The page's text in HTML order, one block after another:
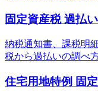
固定資産税 過払
納税通知書、課税明
税から過払いの調べ
住宅用地特例 固